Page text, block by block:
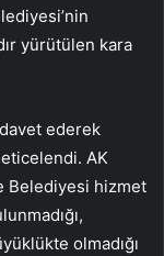
yürütülen kara
davet ederek
AK
Belediyesi hizmet
olmadığı